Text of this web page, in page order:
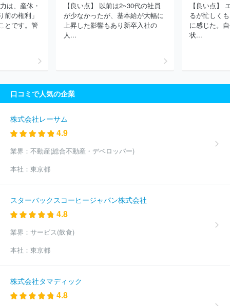
株式会社サニーサイドアップグループ
株式会社ジェイック
ディ
ップ株式会社
株式会社リクルートメディカルキャリア
三菱ケミ
カルシステム株式会社
株式会社フロンティアインターナショナル
ディングス
三菱電機エンジニアリング株式
ーナショナルグループ株式会社
京西テクノス株式会社
株式会社
シグマクシス・ホールディングス
株式会社パソナグループ
社丸井グループ
株式会社ケーユーホールディングス
トシステム株式会社
株式会社コー
セーホールディングス
ＡＫＫＯＤｉＳコンサルティング株式会社
会社
株式会社綜合キャリアオプション
ィングス株式会社
東急プロパティマネジメント株式会社
アイ・
件)
は、産休・
の権利」
とです。管
【良い点】 以前は2~30代の社員
が少なかったが、基本給が大幅に
上昇した影響もあり新卒入社の
人...
【良い点】
るが忙しく
に感じた。
状...
口コミで人気の企業
株式会社レーサム
4.9
業界： 不動産(総合不動産・デベロッパー)
本社： 東京都
スターバックスコーヒージャパン株式会社
4.8
業界： サービス(飲食)
本社： 東京都
株式会社タマディック
4.8